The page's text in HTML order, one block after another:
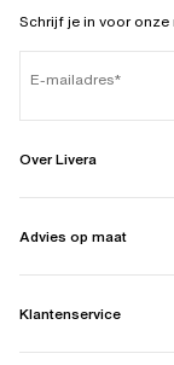
Schrijf je in voor
E-mailadres
Over Livera
Advies op maat
Klantenservice